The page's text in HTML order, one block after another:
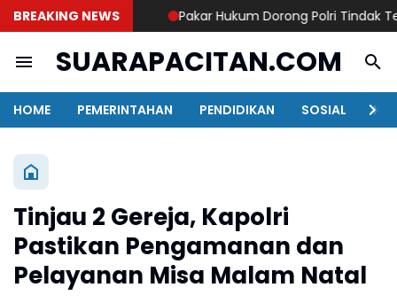
BREAKING NEWS Pakar Hukum Dorong Polri Tindak
SUARAPACITAN.COM
HOME PEMERINTAHAN PENDIDIKAN SOSIAL
Tinjau 2 Gereja, Kapolri
Pastikan Pengamanan dan
Pelayanan Misa Malam Natal